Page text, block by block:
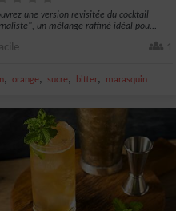
une version revisitée du cocktail
un mélange raffiné idéal pou...
1
, orange, sucre, bitter, marasquin